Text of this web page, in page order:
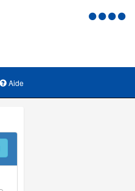
Menu
Aide